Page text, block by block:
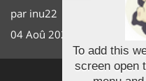
par inu22
04 Aoû 2026 20:30
To add this
screen open